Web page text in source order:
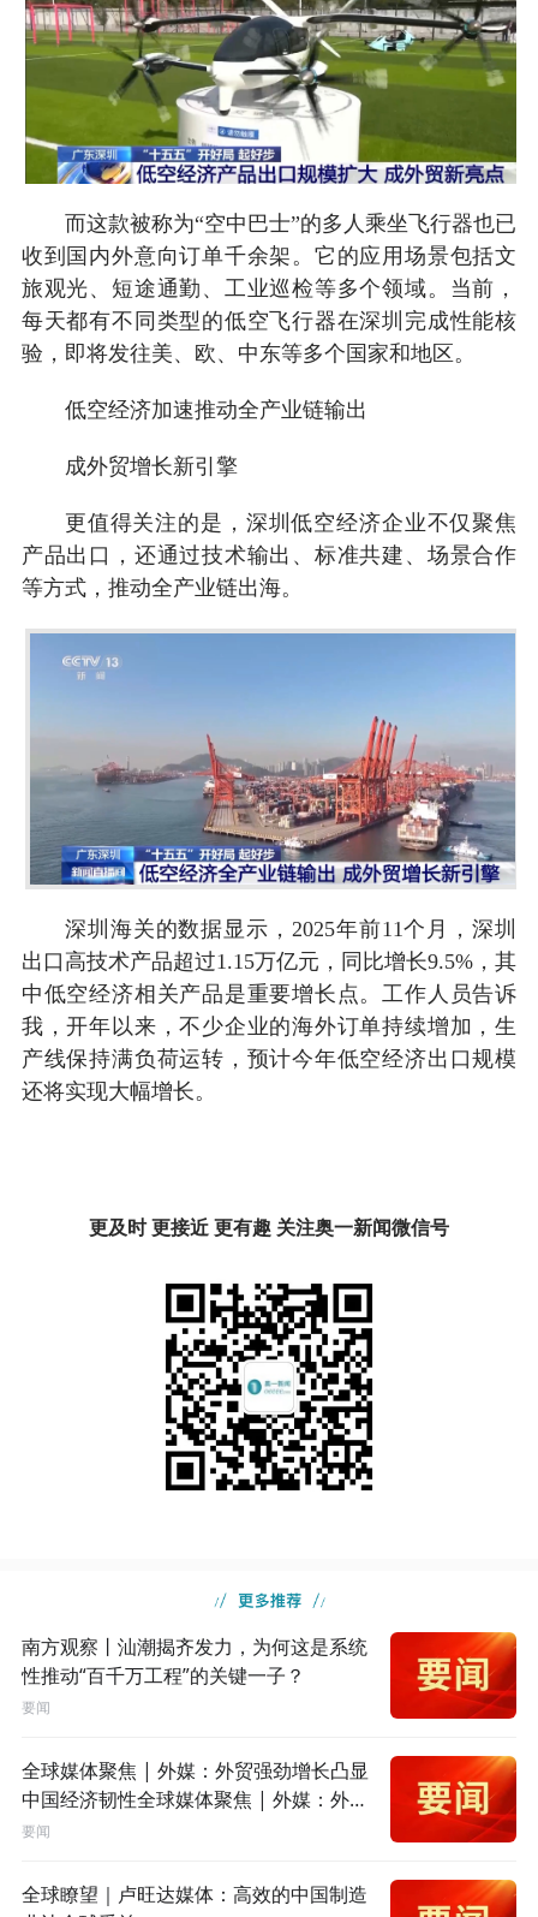
而这款被称为“空中巴士”的多人乘坐飞行器也已
收到国内外意向订单千余架。它的应用场景包括文
旅观光、短途通勤、工业巡检等多个领域。当前，
每天都有不同类型的低空飞行器在深圳完成性能核
验，即将发往美、欧、中东等多个国家和地区。
低空经济加速推动全产业链输出
成外贸增长新引擎
更值得关注的是，深圳低空经济企业不仅聚焦
产品出口，还通过技术输出、标准共建、场景合作
等方式，推动全产业链出海。
深圳海关的数据显示，2025年前11个月，深圳
出口高技术产品超过1.15万亿元，同比增长9.5%，其
中低空经济相关产品是重要增长点。工作人员告诉
我，开年以来，不少企业的海外订单持续增加，生
产线保持满负荷运转，预计今年低空经济出口规模
还将实现大幅增长。
更及时 更接近 更有趣 关注奥一新闻微信号
南方观察丨汕潮揭齐发力，为何这是系统
性推动“百千万工程”的关键一子？
要闻
全球媒体聚焦 | 外媒：外贸强劲增长凸显
中国经济韧性全球媒体聚焦 | 外媒：外贸
强劲增长凸显中国经济韧性
要闻
全球瞭望｜卢旺达媒体：高效的中国制造